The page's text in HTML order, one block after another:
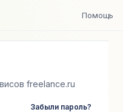
Помощь
freelance.ru
Забыли пароль?